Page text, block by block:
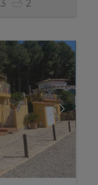
3 2